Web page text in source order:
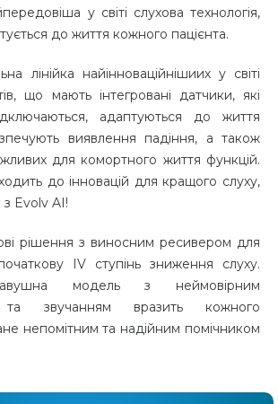
у світі слухова технологія,
до життя кожного пацієнта.
лінійка найінноваційнішиих у світі
що мають інтегровані датчики, які
адаптуються до життя
виявлення падіння, а також
для комортного життя функцій.
до інновацій для кращого слуху,
Evolv AI!
рішення з виносним ресивером для
IV ступінь зниження слуху.
модель з неймовірним
та звучанням вразить кожного
непомітним та надійним помічником